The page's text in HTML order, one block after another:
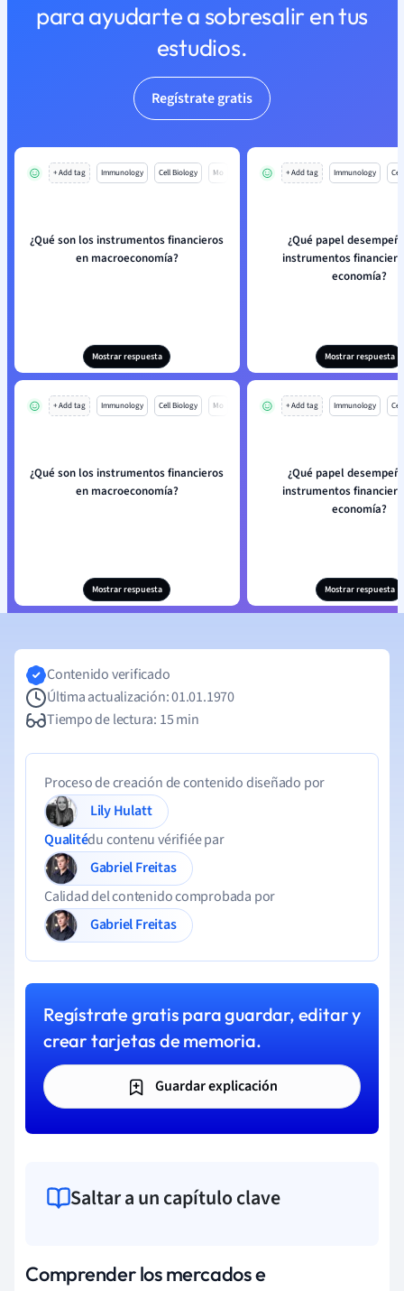
para ayudarte a sobresalir en tus
estudios.
Regístrate gratis
+ Add tag Immunology Cell Biology Mo
¿Qué son los instrumentos financieros
en macroeconomía?
Mostrar respuesta
+ Add tag Immunology
¿Qué papel
instrumentos
economía?
Mostrar respuesta
+ Add tag Immunology Cell Biology Mo
¿Qué son los instrumentos financieros
en macroeconomía?
Mostrar respuesta
+ Add tag Immunology
¿Qué papel
instrumentos
economía?
Mostrar respuesta
Contenido verificado
Última actualización: 01.01.1970
Tiempo de lectura: 15 min
Proceso de creación de contenido diseñado por
Lily Hulatt
Qualitédu contenu vérifiée par
Gabriel Freitas
Calidad del contenido comprobada por
Gabriel Freitas
Regístrate gratis para guardar, editar y
crear tarjetas de memoria.
Guardar explicación
Saltar a un capítulo clave
Comprender los mercados e